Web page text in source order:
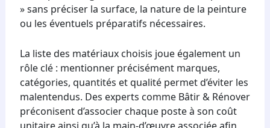
» sans préciser la surface, la nature de la peinture
ou les éventuels préparatifs nécessaires.
La liste des matériaux choisis joue également un
rôle clé : mentionner précisément marques,
catégories, quantités et qualité permet d’éviter les
malentendus. Des experts comme Bâtir & Rénover
préconisent d’associer chaque poste à son coût